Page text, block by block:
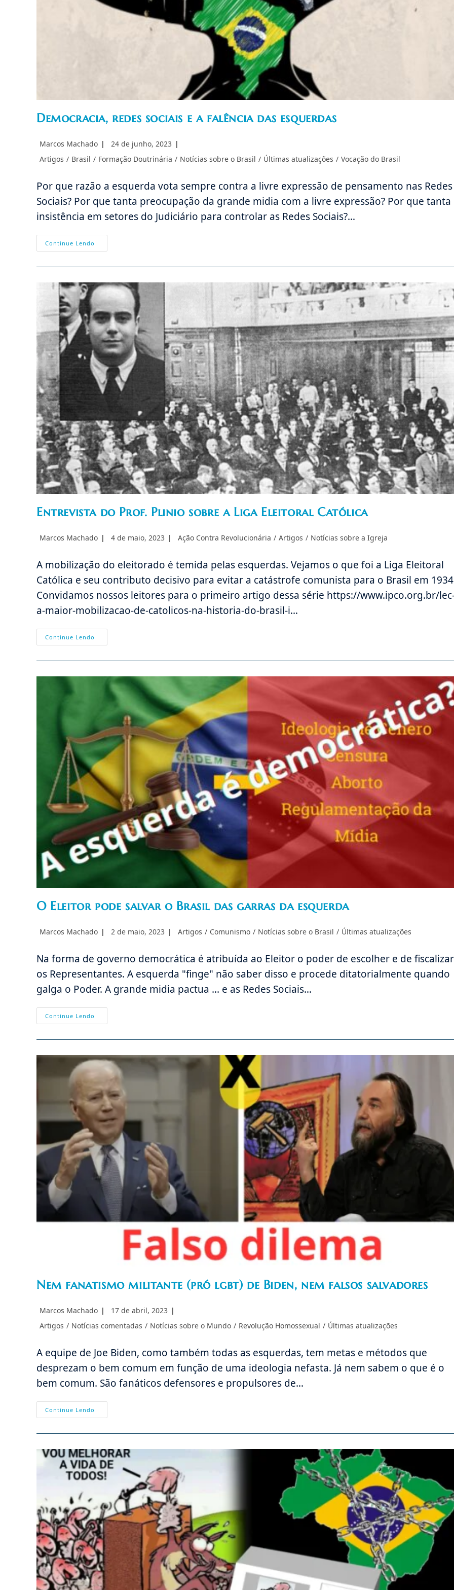
Democracia, redes sociais e a falência das esquerdas
Autor
post:
Marcos Machado
Post
24 de junho, 2023
Categoria
Artigos / Brasil / Formação Doutrinária / Notícias sobre o Brasil / Últimas atualizações / Vocação do Brasil
Por que razão a esquerda vota sempre contra a livre expressão de pensamento nas Redes
Sociais? Por que tanta preocupação da grande midia com a livre expressão? Por que tanta
insistência em setores do Judiciário para controlar as Redes Sociais?…
Continue Lendo
Redes
E
Das
Esquerdas
Entrevista do Prof. Plinio sobre a Liga Eleitoral Católica
Autor
Marcos Machado
Post
4 de maio, 2023
Categoria
Ação Contra Revolucionária / Artigos / Notícias sobre a Igreja
A mobilização do eleitorado é temida pelas esquerdas. Vejamos o que foi a Liga Eleitoral
Católica e seu contributo decisivo para evitar a catástrofe comunista para o Brasil em
Convidamos nossos leitores para o primeiro artigo dessa série https://www.ipco.org.br/
a-maior-mobilizacao-de-catolicos-na-historia-do-brasil-i…
Continue Lendo
Do
Plinio
Liga
Eleitoral
Católica
O Eleitor pode salvar o Brasil das garras da esquerda
Autor
Marcos Machado
Post
2 de maio, 2023
Categoria
Artigos / Comunismo / Notícias sobre o Brasil / Últimas atualizações
Na forma de governo democrática é atribuída ao Eleitor o poder de escolher e de fiscalizar
os Representantes. A esquerda "finge" não saber disso e procede ditatorialmente quando
galga o Poder. A grande midia pactua ... e as Redes Sociais…
Continue Lendo
Eleitor
Salvar
Das
Garras
Da
Esquerda
Nem fanatismo militante (pró lgbt) de Biden, nem falsos salvadores
Autor
post:
Marcos Machado
Post
17 de abril, 2023
Categoria
Artigos / Notícias comentadas / Notícias sobre o Mundo / Revolução Homossexual / Últimas atualizações
A equipe de Joe Biden, como também todas as esquerdas, tem metas e métodos que
desprezam o bem comum em função de uma ideologia nefasta. Já nem sabem o que é o
bem comum. São fanáticos defensores e propulsores de…
Continue Lendo
Fanatismo
(pró
Biden,
Nem
Falsos
Salvadores